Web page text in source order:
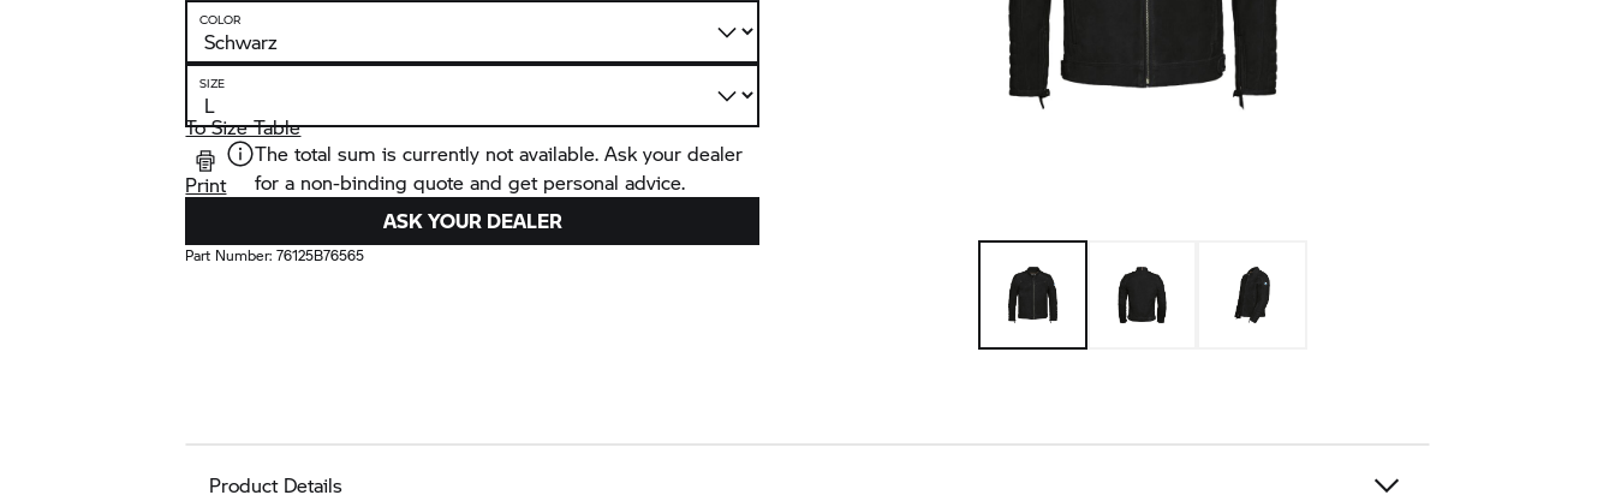
COLOR
SIZE
To Size Table
Print
The total sum is currently not available. Ask your dealer
for a non-binding quote and get personal advice.
ASK YOUR DEALER
Part Number:76125B76565
Product Details